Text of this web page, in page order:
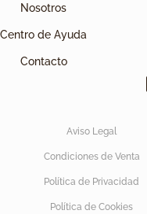
Nosotros
Centro de Ayuda
Contacto
Aviso Legal
Condiciones de Venta
Política de Privacidad
Política de Cookies